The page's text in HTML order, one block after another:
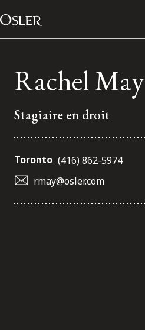
Passer au contenu
Main Navigation
Rachel May
Stagiaire en droit
Toronto (416) 862-5974
rmay@osler.com